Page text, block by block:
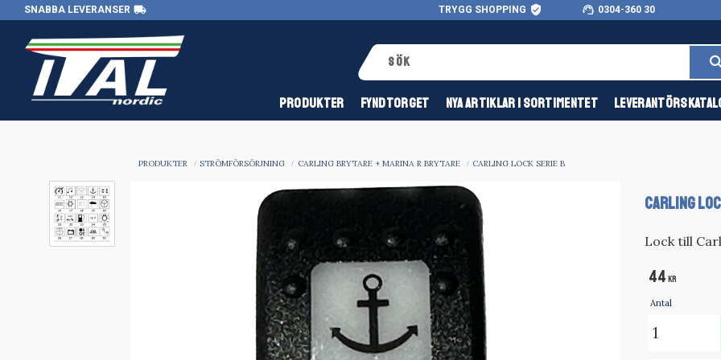
SNABBA LEVERANSER local_shipping TRYGG SHOPPING verified_user support_agent 0304-360 30
PRODUKTER FYNDTORGET NYA ARTIKLAR I SORTIMENTET
PRODUKTER STRÖMFÖRSÖRJNING CARLING BRYTARE + MARINA R BRYTARE CARLING LOCK SERIE B
CARLING
Lock till
44 KR
Antal